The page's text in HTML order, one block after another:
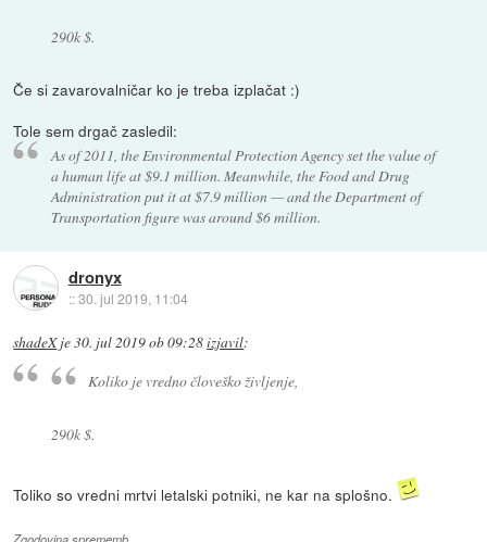
290k $.
Če si zavarovalničar ko je treba izplačat :)
Tole sem drgač zasledil:
As of 2011, the Environmental Protection Agency set the value of
a human life at $9.1 million. Meanwhile, the Food and Drug
Administration put it at $7.9 million — and the Department of
Transportation figure was around $6 million.
dronyx
::30. jul 2019, 11:04
shadeXje30. jul 2019 ob 09:28izjavil:
Koliko je vredno človeško življenje,
290k $.
Toliko so vredni mrtvi letalski potniki, ne kar na splošno.